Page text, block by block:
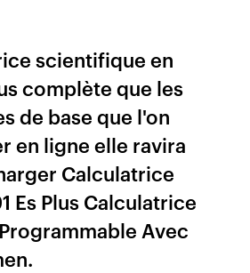
scientifique en
complète que les
de base que l'on
en ligne elle ravira
Calculatrice
Es Plus Calculatrice
Avec